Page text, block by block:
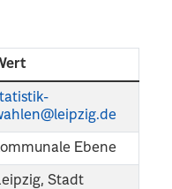
Ebene
Stadt